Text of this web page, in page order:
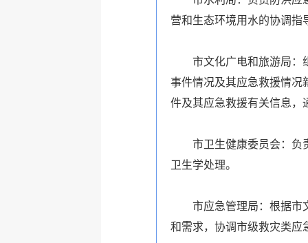
营和生态环境用水的协调指
市文化广电和旅游局：
事件情况及其应急救援情况
件及其应急救援有关信息，
市卫生健康委员会：负
卫生学处理。
市应急管理局：根据市
和需求，协调市级救灾类应